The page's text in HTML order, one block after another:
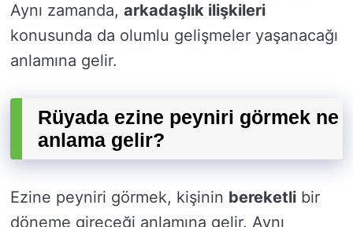
Aynı zamanda, arkadaşlık ilişkileri
konusunda da olumlu gelişmeler yaşanacağı
anlamına gelir.
Rüyada ezine peyniri görmek ne
anlama gelir?
Ezine peyniri görmek, kişinin bereketli bir
döneme gireceği anlamına gelir. Aynı